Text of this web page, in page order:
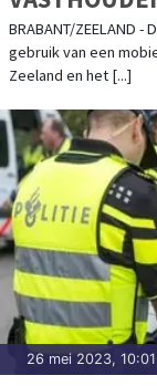
RIJDEN
BRABANT/ZEELAND
gebruik van een
Zeeland en het [...]
26 mei 2023,